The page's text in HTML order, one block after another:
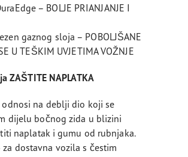
– BOLJE PRIANJANJE I
gaznog sloja – POBOLJŠANE
U TEŠKIM UVJETIMA VOŽNJE
ZAŠTITE NAPLATKA
na deblji dio koji se
dijelu bočnog zida u blizini
naplatak i gumu od rubnjaka.
dostavna vozila s čestim